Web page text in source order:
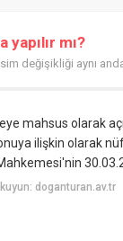
mı?
değişikliği aynı anda
mahsus olarak
ilişkin olarak
doganturan.av.tr